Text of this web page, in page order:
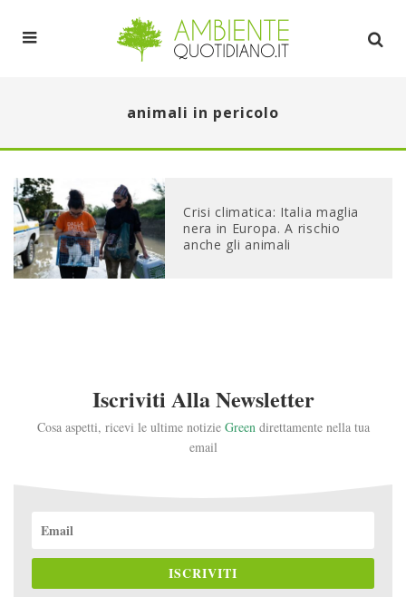
animali in pericolo
Crisi climatica: Italia maglia
nera in Europa. A rischio
anche gli animali
Iscriviti Alla Newsletter
Cosa aspetti, ricevi le ultime notizie Greendirettamente nella tua
email
ISCRIVITI